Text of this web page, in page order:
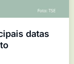
datas